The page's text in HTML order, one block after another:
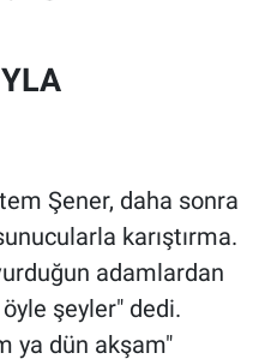
Şener, daha sonra
karıştırma.
adamlardan
şeyler" dedi.
ya dün akşam"